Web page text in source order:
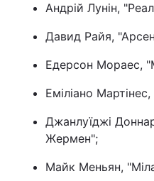
Андрій Лунін,
Давид Райя,
Едерсон Мораес,
Еміліано
Джанлуїджі
Жермен";
Майк Меньян,